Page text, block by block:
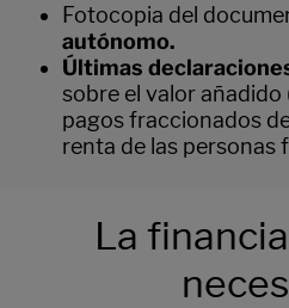
Fotocopia del
autónomo.
Últimas
sobre el valor añadido
pagos fraccionados
renta de las personas
La